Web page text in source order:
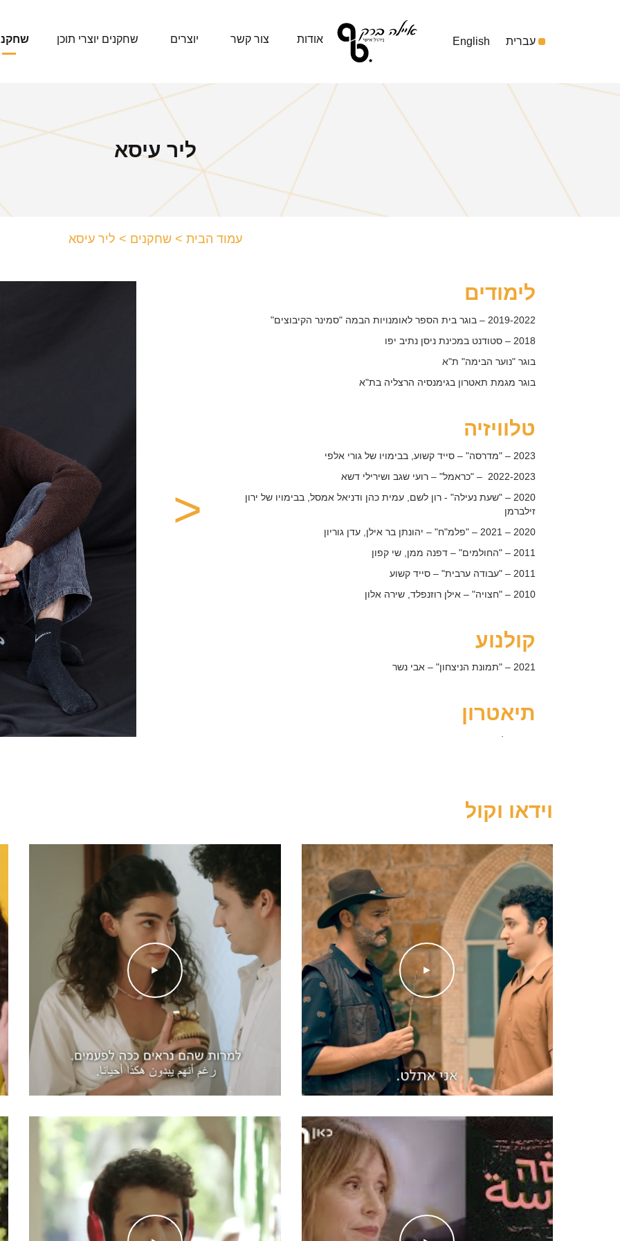
עברית English אודות צור קשר יוצרים שחקנים יוצרי תוכן
ליר עיסא
עמוד הבית >שחקנים > ליר עיסא
לימודים
2019-2022 – בוגר בית הספר לאומנויות הבמה "סמינר הקיבוצים"
2018 – סטודנט במכינת ניסן נתיב יפו
בוגר "נוער הבימה" ת"א
בוגר מגמת תאטרון בגימנסיה הרצליה בת"א
טלוויזיה
2023 – "מדרסה" – סייד קשוע, בבימויו של גורי אלפי
2022-2023 – "כראמל" – רועי שגב ושירילי דשא
2020 – "שעת נעילה" ­- רון לשם, עמית כהן ודניאל אמסל, בבימויו של ירון
זילברמן
2020 – 2021 – "פלמ"ח" – יהונתן בר אילן, עדן גוריון
2011 – "החולמים" – דפנה ממן, שי קפון
2011 – "עבודה ערבית" – סייד קשוע
2010 – "חצויה" – אילן רוזנפלד, שירה אלון
קולנוע
2021 – "תמונת הניצחון" – אבי נשר
תיאטרון
"הנחשול" – תפקיד תום (במסגרת נוער הבימה)
"הוראות הפעלה" מאת שירלי בייטל נתיב – בתפקיד מיקי (במסגרת הפקות
"ריקודו של ג'ינגיס כהן" בתפקיד ג'ינגיס כהן. מחזה מאת מיכאל כהנא ע"פ
ספר של רומן גארי –
ויצאה החוצה להבימה 4)
"הנפש הטובה מסצ'ואן" – ברטולט ברכט. בתפקיד ואנג. בבימויו של סיני
פתר (סמינר הקיבוצים, 2022)
כישורים מיוחדים
תיפוף | קפוארה | דיאבולו | גיטרה | שירה
שפות: עברית – שפת אם, ערבית – טובה מאוד, אנגלית טובה מאוד
<
וידאו וקול
►
►